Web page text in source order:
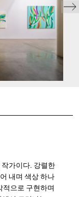
가이다. 강렬한
내며 색상 하나
으로 구현하며